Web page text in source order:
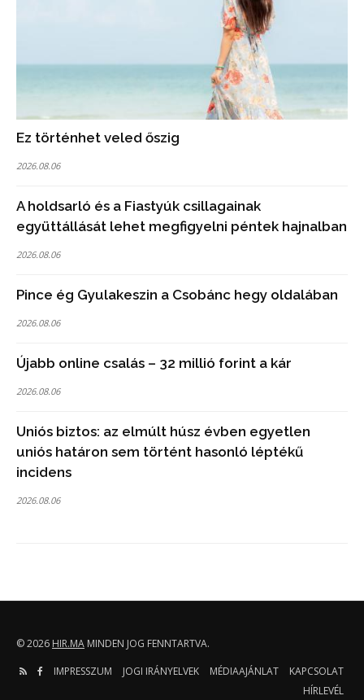
Ez történhet veled őszig
2026.08.06
A holdsarló és a Fiastyúk csillagainak
együttállását lehet megfigyelni péntek hajnalban
2026.08.06
Pince ég Gyulakeszin a Csobánc hegy oldalában
2026.08.06
Újabb online csalás – 32 millió forint a kár
2026.08.06
Uniós biztos: az elmúlt húsz évben egyetlen
uniós határon sem történt hasonló léptékű
incidens
2026.08.06
© 2026 HIR.MA MINDEN JOG FENNTARTVA.
IMPRESSZUM
JOGI IRÁNYELVEK MÉDIAAJÁNLAT
KAPCSOLAT
HÍRLEVÉL